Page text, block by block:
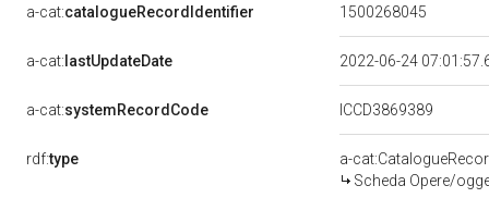
a-cat:catalogueRecordIdentifier 1500268045
a-cat: lastUpdateDate 2022-06-24
a-cat:systemRecordCode ICCD3869389
rdf:type
a-
Scheda Opere/